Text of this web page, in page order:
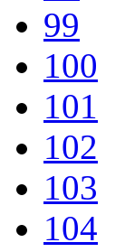
99
100
101
102
103
104